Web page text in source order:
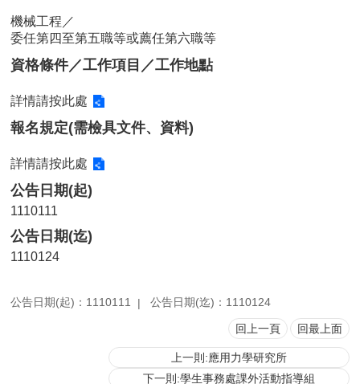
常
用
表
單
各
類
專
區
查
詢
事
項
網
機械工程／
委任第四至第五職等或薦任第六職等
資格條件／工作項目／工作地點
詳情請按此處
報名規定(需檢具文件、資料)
詳情請按此處
公告日期(起)
1110111
公告日期(迄)
1110124
公告日期(起)：1110111 公告日期(迄)：1110124
回上一頁 回最上面
上一則:應用力學研究所
下一則:學生事務處課外活動指導組